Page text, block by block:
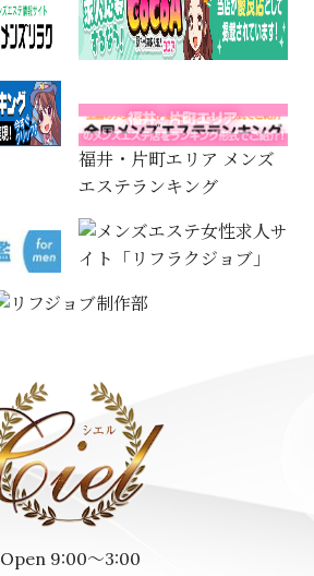
福井・片町エリア メンズ
エステランキング
Open 9:00～3:00